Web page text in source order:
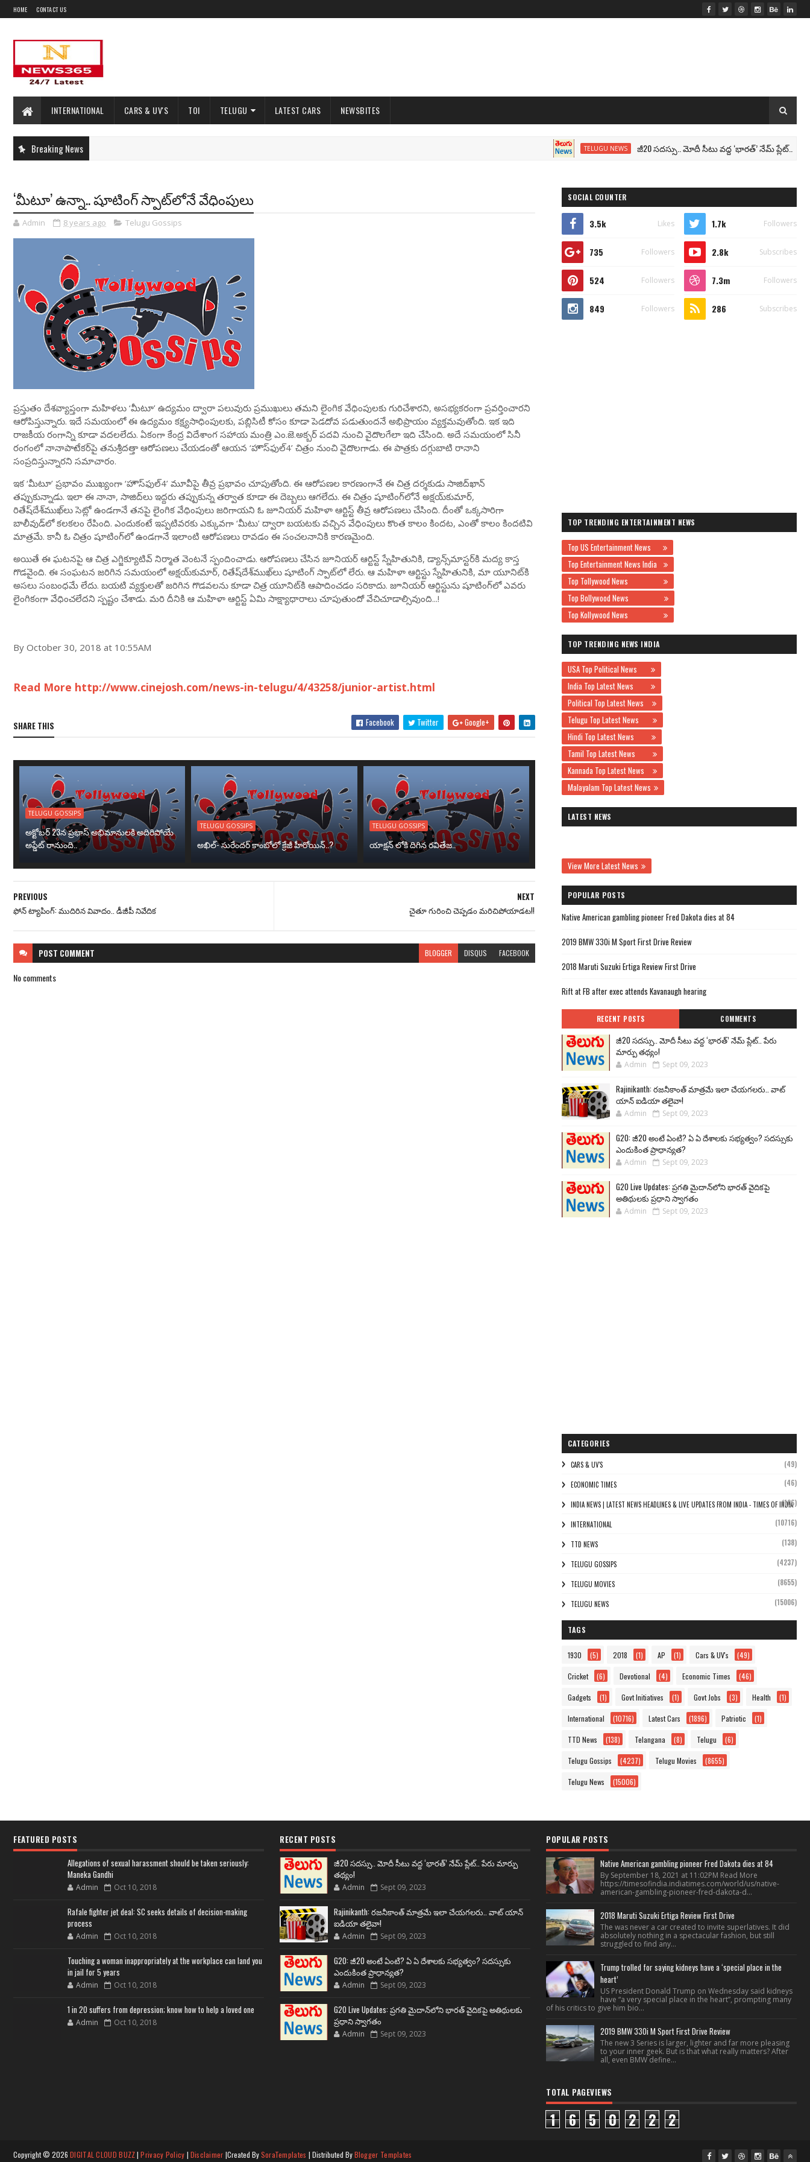
HOME CONTACT US
INTERNATIONAL CARS & UV'S TOI TELUGU LATEST CARS NEWSBITES
Breaking News TELUGU NEWS జీ20 సదస్సు.. మోదీ సీటు వద్ద ‘భారత్’ నేమ్ ప్లేట్‌.. పేరు
‘మీటూ’ ఉన్నా.. షూటింగ్ స్పాట్‌లోనే వేధింపులు
Admin 8 years ago Telugu Gossips
ప్రస్తుతం దేశవ్యాప్తంగా మహిళలు ‘మీటూ’ ఉద్యమం ద్వారా పలువురు ప్రముఖులు తమని లైంగిక వేధింపులకు గురిచేశారని, అసభ్యకరంగా ప్రవర్తించారని
ఆరోపిస్తున్నారు. ఇదే సమయంలో ఈ ఉద్యమం కక్ష్యసాధింపులకు, పబ్లిసిటీ కోసం కూడా పెడదోవ పడుతుందనే అభిప్రాయం వ్యక్తమవుతోంది. ఇక ఇది
రాజకీయ రంగాన్ని కూడా వదలలేదు. ఏకంగా కేంద్ర విదేశాంగ సహాయ మంత్రి ఎం.జె.అక్బర్‌ పదవి నుంచి వైదొలగేలా ఇది చేసింది. అదే సమయంలో సినీ
రంగంలో నానాపాటేకర్‌పై తనుశ్రీదత్తా ఆరోపణలు చేయడంతో ఆయన ‘హౌస్‌ఫుల్‌4’ చిత్రం నుంచి వైదొలగాడు. ఈ పాత్రకు దగ్గుబాటి రానాని
సంప్రదిస్తున్నారని సమాచారం.
ఇక ‘మీటూ’ ప్రభావం ముఖ్యంగా ‘హౌస్‌ఫుల్‌4’ మూవీపై తీవ్ర ప్రభావం చూపుతోంది. ఈ ఆరోపణల కారణంగానే ఈ చిత్ర దర్శకుడు సాజిద్‌ఖాన్‌
తప్పుకున్నాడు. ఇలా ఈ నానా, సాజిద్‌లు ఇద్దరు తప్పుకున్న తర్వాత కూడా ఈ దెబ్బలు ఆగలేదు. ఈ చిత్రం షూటింగ్‌లోనే అక్షయ్‌కుమార్‌,
రితేష్‌దేశ్‌ముఖ్‌లు సెట్లో ఉండగానే తనపై లైంగిక వేధింపులు జరిగాయని ఓ జూనియర్‌ మహిళా ఆర్టిస్ట్‌ తీవ్ర ఆరోపణలు చేసింది. దీంతో ఒక్కసారిగా
బాలీవుడ్‌లో కలకలం రేపింది. ఎందుకంటే ఇప్పటివరకు ఎక్కువగా ‘మీటు’ ద్వారా బయటకు వచ్చిన వేధింపులు కొంత కాలం కిందట, ఎంతో కాలం కిందటివి
మాత్రమే. కానీ ఓ చిత్రం షూటింగ్‌లో ఉండగానే ఇలాంటి ఆరోపణలు రావడం ఈ సంచలనానికి కారణమైంది.
అయితే ఈ ఘటనపై ఆ చిత్ర ఎగ్జిక్యూటివ్‌ నిర్మాత వెంటనే స్పందించాడు. ఆరోపణలు చేసిన జూనియర్‌ ఆర్టిస్ట్‌ స్నేహితునికి, డ్యాన్స్‌మాస్టర్‌కి మద్య కాస్త
గొడవైంది. ఈ సంఘటన జరిగిన సమయంలో అక్షయ్‌కుమార్‌, రితేష్‌దేశ్‌ముఖ్‌లు షూటింగ్‌ స్పాట్‌లో లేరు. ఆ మహిళా ఆర్టిస్టు స్నేహితునికి, మా యూనిట్‌కి
అసలు సంబంధమే లేదు. బయటి వ్యక్తులతో జరిగిన గొడవలను కూడా చిత్ర యూనిట్‌కి ఆపాదించడం సరికాదు. జూనియర్‌ ఆర్టిస్టును షూటింగ్‌లో ఎవరు
లైంగికంగా వేధించలేదని స్పష్టం చేశాడు. మరి దీనికి ఆ మహిళా ఆర్టిస్ట్‌ ఏమి సాక్ష్యాధారాలు చూపుతుందో వేచిచూడాల్సివుంది...!
By October 30, 2018 at 10:55AM
Read More http://www.cinejosh.com/news-in-telugu/4/43258/junior-artist.html
SHARE THIS Facebook Twitter Google+
TELUGU GOSSIPS
అక్టోబర్ 23న ప్రభాస్ అభిమానులకి అదిరిపోయే
అప్డేట్ రానుంది..
TELUGU GOSSIPS
అఖిల్- సురేందర్ కాంబోలో క్రేజీ హీరోయిన్..?
TELUGU GOSSIPS
యాక్షన్ లోకి దిగిన రవితేజ..
NEXT
చైతూ గురించి చెప్పడం మరిచిపోయాడట!!
PREVIOUS
ఫోన్ ట్యాపింగ్: ముదిరిన వివాదం.. డీజీపీ నివేదిక
POST COMMENT BLOGGER DISQUS FACEBOOK
No comments
SOCIAL COUNTER
3.5k Likes 1.7k Followers
735 Followers 2.8k Subscribes
524 Followers 7.3m Followers
849 Followers 286 Subscribes
TOP TRENDING ENTERTAINMENT NEWS
Top US Entertainment News
Top Entertainment News India
Top Tollywood News
Top Bollywood News
Top Kollywood News
TOP TRENDING NEWS INDIA
USA Top Political News
India Top Latest News
Political Top Latest News
Telugu Top Latest News
Hindi Top Latest News
Tamil Top Latest News
Kannada Top Latest News
Malayalam Top Latest News
LATEST NEWS
View More Latest News
POPULAR POSTS
Native American gambling pioneer Fred Dakota dies at 84
2019 BMW 330i M Sport First Drive Review
2018 Maruti Suzuki Ertiga Review First Drive
Rift at FB after exec attends Kavanaugh hearing
RECENT POSTS COMMENTS
జీ20 సదస్సు.. మోదీ సీటు వద్ద ‘భారత్’ నేమ్ ప్లేట్‌.. పేరు
మార్పు తథ్యం!
Admin Sept 09, 2023
Rajinikanth: రజనీకాంత్ మాత్రమే ఇలా చేయగలరు.. వాట్
యాన్ ఐడియా తలైవా!
Admin Sept 09, 2023
G20: జీ20 అంటే ఏంటి? ఏ ఏ దేశాలకు సభ్యత్వం? సదస్సుకు
ఎందుకింత ప్రాధాన్యత?
Admin Sept 09, 2023
G20 Live Updates: ప్రగతి మైదాన్‌లోని భారత్ వైదికపై
అతిథులకు ప్రధాని స్వాగతం
Admin Sept 09, 2023
CATEGORIES
CARS & UV'S (49)
ECONOMIC TIMES (46)
INDIA NEWS | LATEST NEWS HEADLINES & LIVE UPDATES FROM INDIA - TIMES OF INDIA
(106)
INTERNATIONAL (10716)
TTD NEWS (138)
TELUGU GOSSIPS (4237)
TELUGU MOVIES (8655)
TELUGU NEWS (15006)
TAGS
1930 (5) 2018 (1) AP (1) Cars & UV's (49)
Cricket (6) Devotional (4) Economic Times (46)
Gadgets (1) Govt Initiatives (1) Govt Jobs (3) Health (1)
International (10716) Latest Cars (1896) Patriotic (1)
TTD News (138) Telangana (8) Telugu (6)
Telugu Gossips (4237) Telugu Movies (8655)
Telugu News (15006)
FEATURED POSTS
Allegations of sexual harassment should be taken seriously:
Maneka Gandhi
Admin Oct 10, 2018
Rafale fighter jet deal: SC seeks details of decision-making
process
Admin Oct 10, 2018
Touching a woman inappropriately at the workplace can land you
in jail for 5 years
Admin Oct 10, 2018
1 in 20 suffers from depression; know how to help a loved one
Admin Oct 10, 2018
RECENT POSTS
జీ20 సదస్సు.. మోదీ సీటు వద్ద ‘భారత్’ నేమ్ ప్లేట్‌.. పేరు మార్పు
తథ్యం!
Admin Sept 09, 2023
Rajinikanth: రజనీకాంత్ మాత్రమే ఇలా చేయగలరు.. వాట్ యాన్
ఐడియా తలైవా!
Admin Sept 09, 2023
G20: జీ20 అంటే ఏంటి? ఏ ఏ దేశాలకు సభ్యత్వం? సదస్సుకు
ఎందుకింత ప్రాధాన్యత?
Admin Sept 09, 2023
G20 Live Updates: ప్రగతి మైదాన్‌లోని భారత్ వైదికపై అతిథులకు
ప్రధాని స్వాగతం
Admin Sept 09, 2023
POPULAR POSTS
Native American gambling pioneer Fred Dakota dies at 84
By September 18, 2021 at 11:02PM Read More
https://timesofindia.indiatimes.com/world/us/native-
american-gambling-pioneer-fred-dakota-d...
2018 Maruti Suzuki Ertiga Review First Drive
The was never a car created to invite superlatives. It did
absolutely nothing in a spectacular fashion, but still
struggled to find any...
Trump trolled for saying kidneys have a ‘special place in the
heart’
US President Donald Trump on Wednesday said kidneys
have “a very special place in the heart”, prompting many
of his critics to give him bio...
2019 BMW 330i M Sport First Drive Review
The new 3 Series is larger, lighter and far more pleasing
to your inner geek. But is that what really matters? After
all, even BMW define...
TOTAL PAGEVIEWS
1 6 5 0 2 2 2
Copyright © 2026 DIGITAL CLOUD BUZZ|Privacy Policy | Disclaimer |Created BySoraTemplates | Distributed ByBlogger Templates